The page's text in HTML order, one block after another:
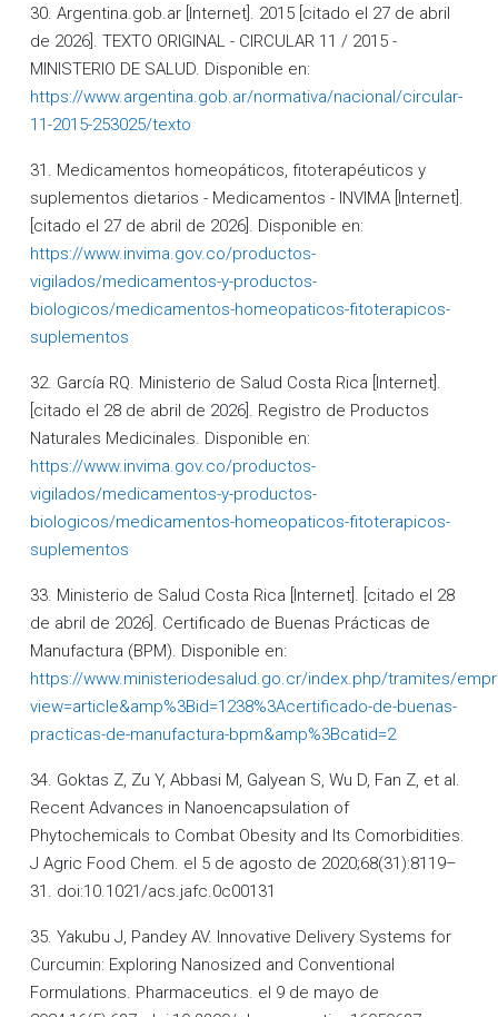
30. Argentina.gob.ar [Internet]. 2015 [citado el 27 de abril
de 2026]. TEXTO ORIGINAL - CIRCULAR 11 / 2015 -
MINISTERIO DE SALUD. Disponible en:
https://www.argentina.gob.ar/normativa/nacional/circular-
11-2015-253025/texto
31. Medicamentos homeopáticos, fitoterapéuticos y
suplementos dietarios - Medicamentos - INVIMA [Internet].
[citado el 27 de abril de 2026]. Disponible en:
https://www.invima.gov.co/productos-
vigilados/medicamentos-y-productos-
biologicos/medicamentos-homeopaticos-fitoterapicos-
suplementos
32. García RQ. Ministerio de Salud Costa Rica [Internet].
[citado el 28 de abril de 2026]. Registro de Productos
Naturales Medicinales. Disponible en:
https://www.invima.gov.co/productos-
vigilados/medicamentos-y-productos-
biologicos/medicamentos-homeopaticos-fitoterapicos-
suplementos
33. Ministerio de Salud Costa Rica [Internet]. [citado el 28
de abril de 2026]. Certificado de Buenas Prácticas de
Manufactura (BPM). Disponible en:
https://www.ministeriodesalud.go.cr/index.php/tramites/
view=article&amp%3Bid=1238%3Acertificado-de-buenas-
practicas-de-manufactura-bpm&amp%3Bcatid=2
34. Goktas Z, Zu Y, Abbasi M, Galyean S, Wu D, Fan Z, et al.
Recent Advances in Nanoencapsulation of
Phytochemicals to Combat Obesity and Its Comorbidities.
J Agric Food Chem. el 5 de agosto de 2020;68(31):8119–
31. doi:10.1021/acs.jafc.0c00131
35. Yakubu J, Pandey AV. Innovative Delivery Systems for
Curcumin: Exploring Nanosized and Conventional
Formulations. Pharmaceutics. el 9 de mayo de